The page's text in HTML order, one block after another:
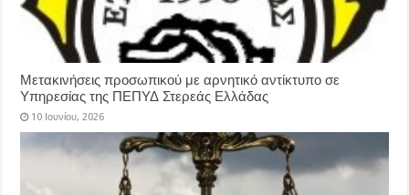
Μετακινήσεις προσωπικού με αρνητικό αντίκτυπο σε
Υπηρεσίας της ΠΕΠΥΔ Στερεάς Ελλάδας
10 Ιουνίου, 2026